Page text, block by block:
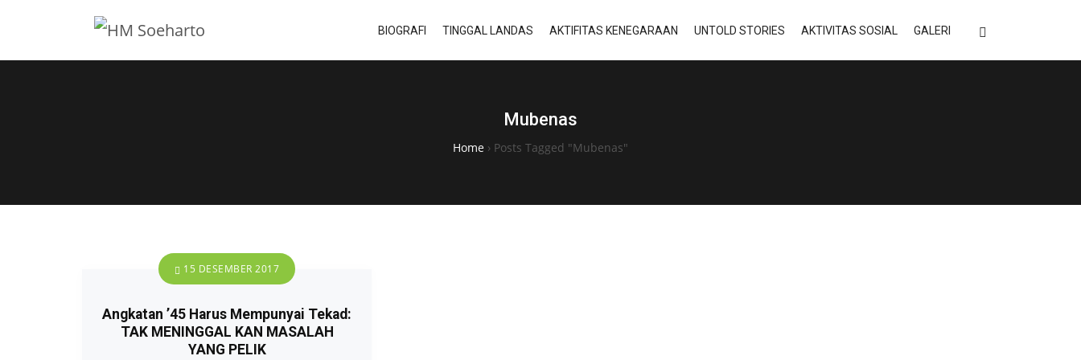
BIOGRAFI TINGGAL LANDAS AKTIFITAS KENEGARAAN UNTOLD STORIES AKTIVITAS SOSIAL GALERI
Mubenas
Home › Posts Tagged "Mubenas"
15 DESEMBER 2017
Angkatan ’45 Harus Mempunyai Tekad:
TAK MENINGGAL KAN MASALAH
YANG PELIK